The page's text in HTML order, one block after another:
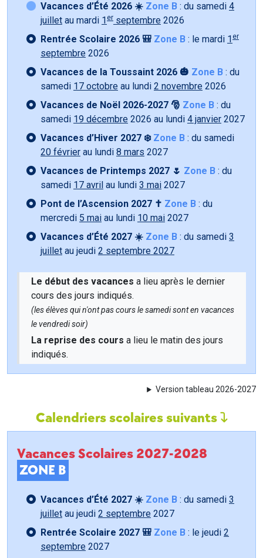
Vacances d’Été 2026 ☀️ Zone B : du samedi 4
juillet au mardi 1 er septembre 2026
Rentrée Scolaire 2026 🎒 Zone B : le mardi 1 er
septembre 2026
Vacances de la Toussaint 2026 🎃 Zone B : du
samedi 17 octobre au lundi 2 novembre 2026
Vacances de Noël 2026-2027 🎅 Zone B : du
samedi 19 décembre 2026 au lundi 4 janvier 2027
Vacances d’Hiver 2027 ❄️ Zone B : du samedi
20 février au lundi 8 mars 2027
Vacances de Printemps 2027 🌷 Zone B : du
samedi 17 avril au lundi 3 mai 2027
Pont de l’Ascension 2027 ✝️ Zone B : du
mercredi 5 mai au lundi 10 mai 2027
Vacances d’Été 2027 ☀️ Zone B : du samedi 3
juillet au jeudi 2 septembre 2027
Le début des vacances a lieu après le dernier
cours des jours indiqués.
(les élèves qui n'ont pas cours le samedi sont en vacances
le vendredi soir)
La reprise des cours a lieu le matin des jours
indiqués.
Version tableau 2026-2027
Calendriers scolaires suivants
Vacances Scolaires 2027-2028
ZONE B
Vacances d’Été 2027 ☀️ Zone B : du samedi 3
juillet au jeudi 2 septembre 2027
Rentrée Scolaire 2027 🎒 Zone B : le jeudi 2
septembre 2027